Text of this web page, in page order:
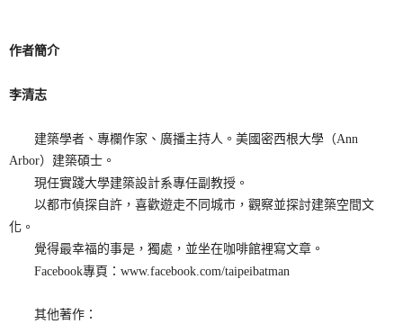
作者簡介
李清志
建築學者、專欄作家、廣播主持人。美國密西根大學（Ann
Arbor）建築碩士。
現任實踐大學建築設計系專任副教授。
以都市偵探自許，喜歡遊走不同城市，觀察並探討建築空間文
化。
覺得最幸福的事是，獨處，並坐在咖啡館裡寫文章。
Facebook專頁：www.facebook.com/taipeibatman
其他著作：